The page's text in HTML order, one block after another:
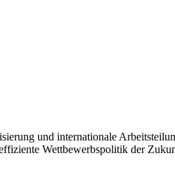
und internationale
Wettbewerbspolitik der